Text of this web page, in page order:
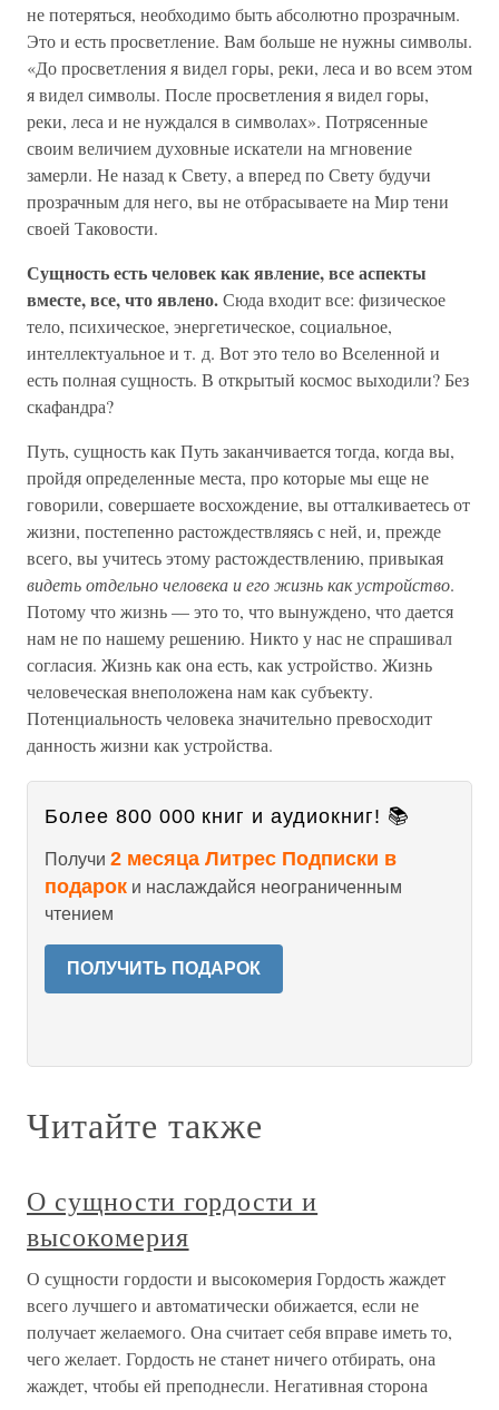
не потеряться, необходимо быть абсолютно прозрачным.
Это и есть просветление. Вам больше не нужны символы.
«До просветления я видел горы, реки, леса и во всем этом
я видел символы. После просветления я видел горы,
реки, леса и не нуждался в символах». Потрясенные
своим величием духовные искатели на мгновение
замерли. Не назад к Свету, а вперед по Свету будучи
прозрачным для него, вы не отбрасываете на Мир тени
своей Таковости.
Сущность есть человек как явление, все аспекты
вместе, все, что явлено.Сюда входит все: физическое
тело, психическое, энергетическое, социальное,
интеллектуальное и т. д. Вот это тело во Вселенной и
есть полная сущность. В открытый космос выходили? Без
скафандра?
Путь, сущность как Путь заканчивается тогда, когда вы,
пройдя определенные места, про которые мы еще не
говорили, совершаете восхождение, вы отталкиваетесь от
жизни, постепенно растождествляясь с ней, и, прежде
всего, вы учитесь этому растождествлению, привыкая
видеть отдельно человека и его жизнь как устройство.
Потому что жизнь — это то, что вынуждено, что дается
нам не по нашему решению. Никто у нас не спрашивал
согласия. Жизнь как она есть, как устройство. Жизнь
человеческая внеположена нам как субъекту.
Потенциальность человека значительно превосходит
данность жизни как устройства.
Более 800 000 книг и аудиокниг! 📚
Получи 2 месяца Литрес Подписки в
подарок и наслаждайся неограниченным
чтением
ПОЛУЧИТЬ ПОДАРОК
Читайте также
О сущности гордости и
высокомерия
О сущности гордости и высокомерия Гордость жаждет
всего лучшего и автоматически обижается, если не
получает желаемого. Она считает себя вправе иметь то,
чего желает. Гордость не станет ничего отбирать, она
жаждет, чтобы ей преподнесли. Негативная сторона